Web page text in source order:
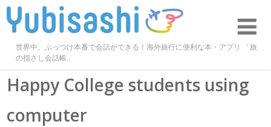
世界中、ぶっつけ本番で会話ができる！海外旅行に便利な本・アプリ 「旅
の指さし会話帳」
Happy College students using
computer